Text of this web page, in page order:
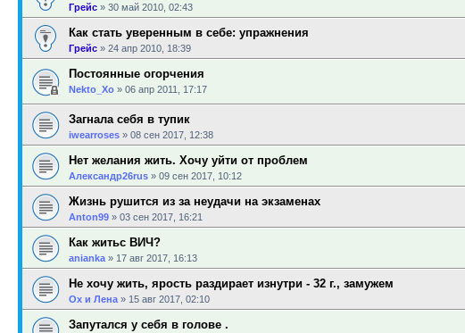
Грейс » 30 май 2010, 02:43
Как стать уверенным в себе: упражнения
Грейс » 24 апр 2010, 18:39
Постоянные огорчения
Nekto_Xo » 06 апр 2011, 17:17
Загнала себя в тупик
iwearroses » 08 сен 2017, 12:38
Нет желания жить. Хочу уйти от проблем
Александр26rus » 09 сен 2017, 10:12
Жизнь рушится из за неудачи на экзаменах
Anton99 » 03 сен 2017, 16:21
Как житьс ВИЧ?
anianka » 17 авг 2017, 16:13
Не хочу жить, ярость раздирает изнутри - 32 г., замужем
Ох и Лена » 15 авг 2017, 02:10
Запутался у себя в голове .